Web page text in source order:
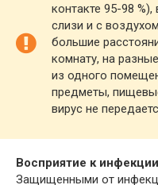
контакте 95-98
слизи и с
большие
комнату, на
из одного
предметы,
вирус не
Восприятие к
Защищенными от